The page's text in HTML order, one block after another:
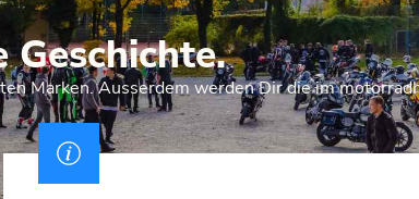
Geschichte.
Marken. Ausserdem werden Dir die im